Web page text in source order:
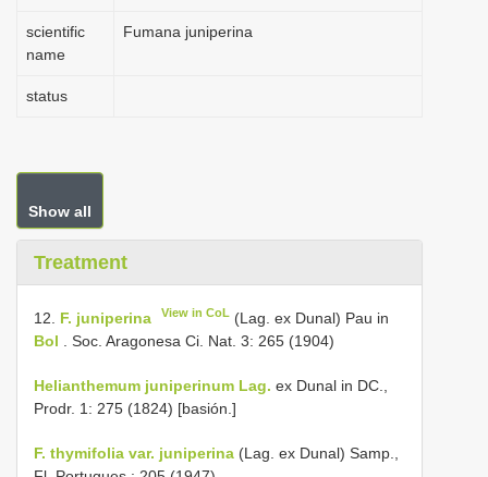
scientific
name
Fumana juniperina
status
Show all
Treatment
12. F. juniperina View in CoL (Lag. ex Dunal) Pau in
Bol . Soc. Aragonesa Ci. Nat. 3: 265 (1904)
Helianthemum juniperinum Lag. ex Dunal in DC.,
Prodr. 1: 275 (1824) [basión.]
F. thymifolia var. juniperina (Lag. ex Dunal) Samp.,